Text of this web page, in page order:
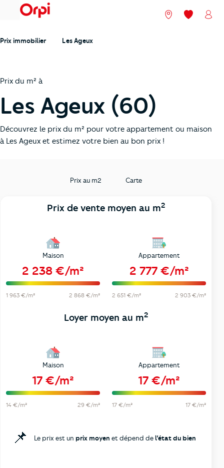
menu Nos agences
Mes
Prix immobilier Les Ageux
Prix du m² à
Les Ageux (60)
Découvrez le prix du m² pour votre appartement ou maison
à Les Ageux et estimez votre bien au bon prix !
Prix au m2 Carte
Prix de vente moyen au m2
Maison
2 238 €/m²
1 963 €/m² 2 868 €/m²
Appartement
2 777 €/m²
2 651 €/m² 2 903 €/m²
Loyer moyen au m2
Maison
17 €/m²
14 €/m² 29 €/m²
Appartement
17 €/m²
17 €/m² 17 €/m²
📌 Le prix est un prix moyen et dépend del’état du bien